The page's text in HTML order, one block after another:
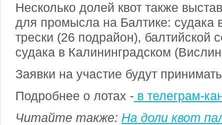
Несколько долей квот также
для промысла на Балтике: судака
трески (26 подрайон), балтийской
судака в Калининградском
Заявки на участие будут
Подробнее о лотах - в телеграм-
Читайте также: На доли квот